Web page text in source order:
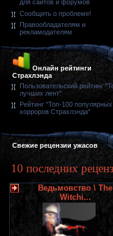
для сайтов и форумов
Сообщить о проблеме!
Правообладателям и
рекламодателям
Онлайн рейтинги
Страхлэнда
Пользовательский рейтинг
лучших лент"
Рейтинг "Топ-100 популярных
хорроров Страхлэнда"
Свежие рецензии ужасов
10 последних
Ведьмовство \ The
Witchi...